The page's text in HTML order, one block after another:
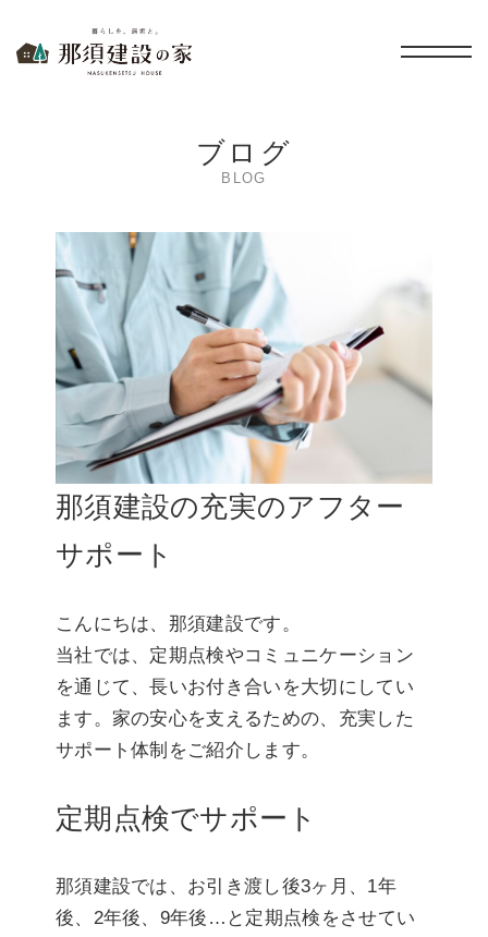
ブログ
BLOG
那須建設の充実のアフター
サポート
こんにちは、那須建設です。
当社では、定期点検やコミュニケーション
を通じて、長いお付き合いを大切にしてい
ます。家の安心を支えるための、充実した
サポート体制をご紹介します。
定期点検でサポート
那須建設では、お引き渡し後3ヶ月、1年
後、2年後、9年後…と定期点検をさせてい